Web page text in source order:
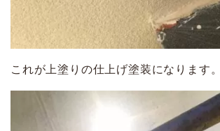
これが上塗りの仕上げ塗装になります。